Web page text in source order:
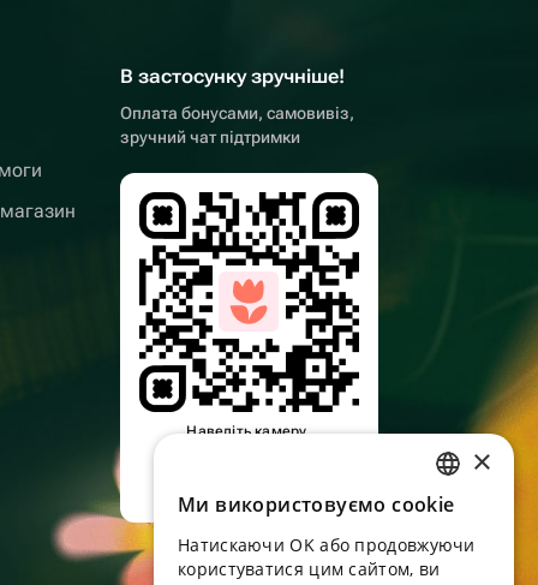
В застосунку зручніше!
Оплата бонусами, самовивіз,
зручний чат підтримки
Наведіть камеру,
RUSSIAN
ENGLISH
×
Ми використовуємо cookie
Натискаючи OK або продовжуючи
користуватися цим сайтом, ви